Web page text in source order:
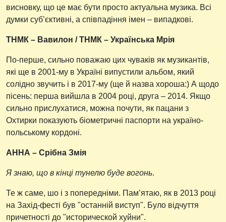
висновку, що це має бути просто актуальна музика. Всі
думки суб’єктивні, а співпадіння імен – випадкові.
ТНМК – Вавилон / ТНМК – Українська Мрія
По-перше, сильно поважаю цих чуваків як музикантів,
які ще в 2001-му в Україні випустили альбом, який
солідно звучить і в 2017-му (ще й назва хороша:) А щодо
пісень: перша вийшла в 2004 році, друга – 2014. Якщо
сильно прислухатися, можна почути, як пацани з
Охтирки показують біометричні паспорти на україно-
польському кордоні.
АННА – Срібна Змія
Я знаю, що в кінці тунелю буде вогонь.
Те ж саме, шо і з попередніми. Пам’ятаю, як в 2013 році
на Захід-фесті був "останній виступ". Було відчуття
причетності до "исторической хуйни".